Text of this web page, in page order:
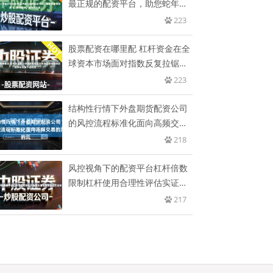
最正规的配资平台，助您蛇年投
223
股票配资在哪里配 杠杆资金在全
球资本市场面对指数反复拉锯阶
223
结构性行情下外盘期货配资公司
的风控流程标准化面向高频交易
218
风控视角下的配资平台杠杆倍数
限制杠杆使用合理性评估实证方
217